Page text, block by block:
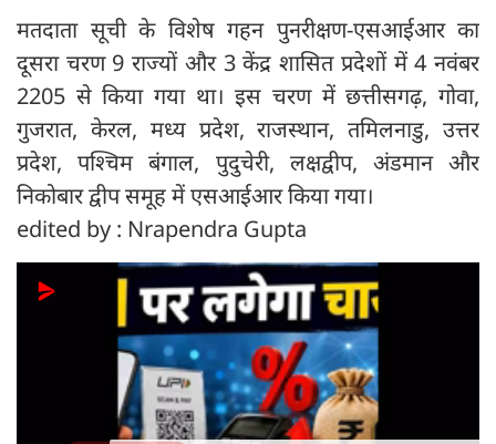
मतदाता सूची के विशेष गहन पुनरीक्षण-एसआईआर का
दूसरा चरण 9 राज्यों और 3 केंद्र शासित प्रदेशों में 4 नवंबर
2205 से किया गया था। इस चरण में छत्तीसगढ़, गोवा,
गुजरात, केरल, मध्य प्रदेश, राजस्थान, तमिलनाडु, उत्तर
प्रदेश, पश्चिम बंगाल, पुदुचेरी, लक्षद्वीप, अंडमान और
निकोबार द्वीप समूह में एसआईआर किया गया।
edited by : Nrapendra Gupta